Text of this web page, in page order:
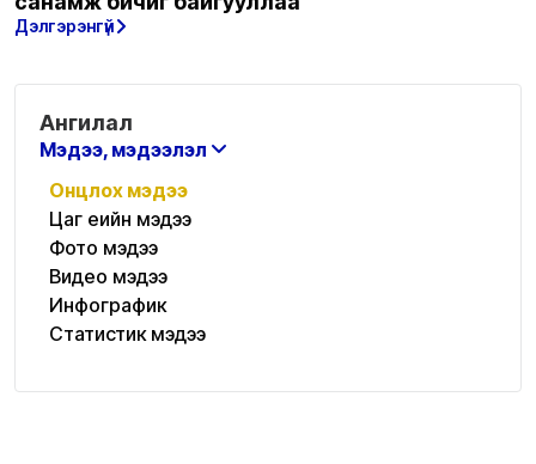
Дэлгэрэнгүй
Ангилал
Мэдээ, мэдээлэл
Онцлох мэдээ
Цаг үеийн мэдээ
Фото мэдээ
Видео мэдээ
Инфографик
Статистик мэдээ